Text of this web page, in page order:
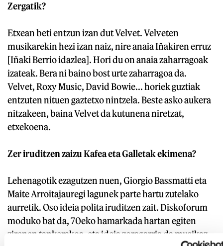
Zergatik?
Etxean beti entzun izan dut Velvet. Velveten
musikarekin hezi izan naiz, nire anaia Iñakiren erruz
[Iñaki Berrio idazlea]. Hori du on anaia zaharragoak
izateak. Bera ni baino bost urte zaharragoa da.
Velvet, Roxy Music, David Bowie... horiek guztiak
entzuten nituen gaztetxo nintzela. Beste asko aukera
nitzakeen, baina Velvet da kutunena niretzat,
etxekoena.
Zer iruditzen zaizu Kafea eta Galletak ekimena?
Lehenagotik ezagutzen nuen, Giorgio Bassmatti eta
Maite Arroitajauregi lagunek parte hartu zutelako
aurretik. Oso ideia polita iruditzen zait. Diskoforum
moduko bat da, 70eko hamarkada hartan egiten
zirenen tankerakoa, eta ideia zoragarria da musikaz